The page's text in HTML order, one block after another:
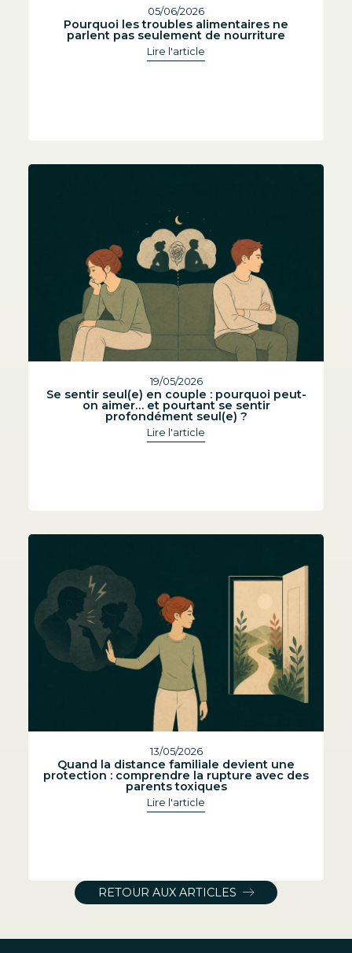
05/06/2026
Pourquoi les troubles alimentaires ne
parlent pas seulement de nourriture
Lire l'article
19/05/2026
Se sentir seul(e) en couple : pourquoi peut-
on aimer… et pourtant se sentir
profondément seul(e) ?
Lire l'article
13/05/2026
Quand la distance familiale devient une
protection : comprendre la rupture avec des
parents toxiques
Lire l'article
RETOUR AUX ARTICLES